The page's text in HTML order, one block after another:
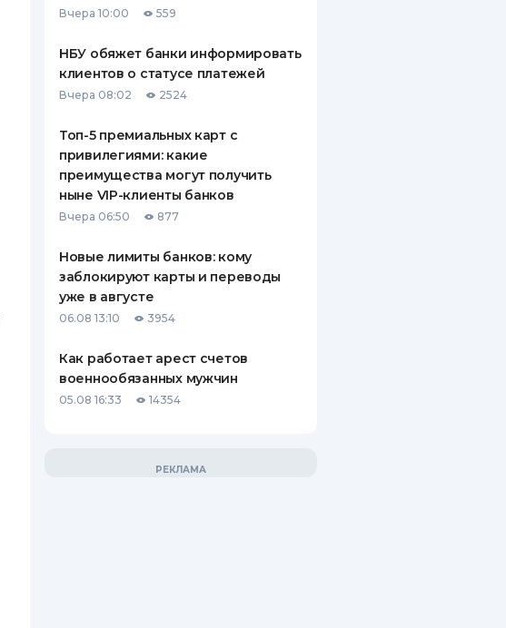
СТРАХОВАНИЮ
ВСЕ СТРАХОВЫЕ ПОЛИСЫ
ОТЗЫВЫ О СТРАХОВЫХ
КОМПАНИЯХ
Вчера 10:00 559
НБУ обяжет банки информировать
клиентов о статусе платежей
Вчера 08:02 2524
Топ-5 премиальных карт с
привилегиями: какие
преимущества могут получить
ныне VIP-клиенты банков
Вчера 06:50 877
Новые лимиты банков: кому
заблокируют карты и переводы
уже в августе
06.08 13:10 3954
Как работает арест счетов
военнообязанных мужчин
05.08 16:33 14354